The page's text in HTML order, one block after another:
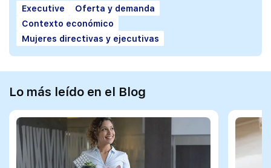
Executive
Oferta y demanda
Contexto económico
Mujeres directivas y ejecutivas
Lo más leído en el Blog